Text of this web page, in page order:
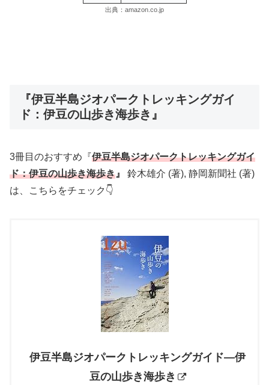
出典：amazon.co.jp
『伊豆半島ジオパークトレッキングガイ
ド：伊豆の山歩き海歩き』
3冊目のおすすめ『伊豆半島ジオパークトレッキングガイ
ド：伊豆の山歩き海歩き 』
鈴木雄介 (著), 静岡新聞社 (著)
は、こちらをチェック👇
伊豆半島ジオパークトレッキングガイド―伊
豆の山歩き海歩き